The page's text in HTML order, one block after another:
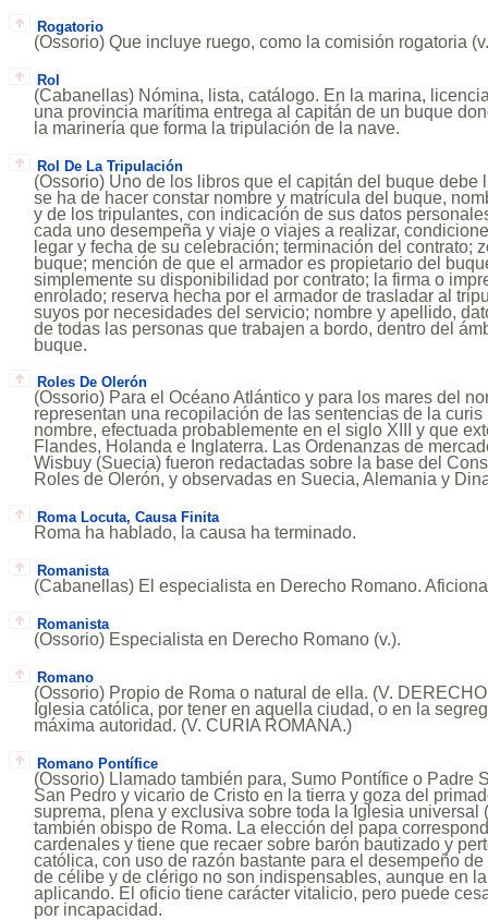
Rogatorio
(Ossorio) Que incluye ruego, como la comisión rogatoria
Rol
(Cabanellas) Nómina, lista, catálogo. En la marina,
una provincia marítima entrega al capitán de un buque
la marinería que forma la tripulación de la nave.
Rol De La Tripulación
(Ossorio) Uno de los libros que el capitán del buque debe
se ha de hacer constar nombre y matrícula del buque,
y de los tripulantes, con indicación de sus datos
cada uno desempeña y viaje o viajes a realizar,
legar y fecha de su celebración; terminación del contrato;
buque; mención de que el armador es propietario del
simplemente su disponibilidad por contrato; la firma o
enrolado; reserva hecha por el armador de trasladar al
suyos por necesidades del servicio; nombre y apellido,
de todas las personas que trabajen a bordo, dentro del
buque.
Roles De Olerón
(Ossorio) Para el Océano Atlántico y para los mares del
representan una recopilación de las sentencias de la
nombre, efectuada probablemente en el siglo XIII y que
Flandes, Holanda e Inglaterra. Las Ordenanzas de
Wisbuy (Suecia) fueron redactadas sobre la base del
Roles de Olerón, y observadas en Suecia, Alemania y
Roma Locuta, Causa Finita
Roma ha hablado, la causa ha terminado.
Romanista
(Cabanellas) El especialista en Derecho Romano.
Romanista
(Ossorio) Especialista en Derecho Romano (v.).
Romano
(Ossorio) Propio de Roma o natural de ella. (V.
Iglesia católica, por tener en aquella ciudad, o en la
máxima autoridad. (V. CURIA ROMANA.)
Romano Pontífice
(Ossorio) Llamado también para, Sumo Pontífice o Padre
San Pedro y vicario de Cristo en la tierra y goza del
suprema, plena y exclusiva sobre toda la Iglesia universal
también obispo de Roma. La elección del papa
cardenales y tiene que recaer sobre barón bautizado y
católica, con uso de razón bastante para el desempeño
de célibe y de clérigo no son indispensables, aunque en
aplicando. El oficio tiene carácter vitalicio, pero puede
por incapacidad.